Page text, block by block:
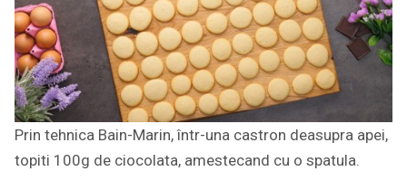
Prin tehnica Bain-Marin, într-una castron deasupra apei,
topiti 100g de ciocolata, amestecand cu o spatula.